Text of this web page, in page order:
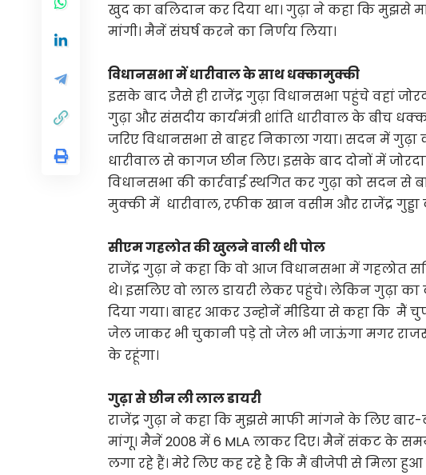
खुद का बलिदान कर दिया था। गुढ़ा ने कहा कि मुझसे
मांगी। मैनें संघर्ष करने का निर्णय लिया।
विधानसभा में धारीवाल के साथ धक्कामुक्की
इसके बाद जैसे ही राजेंद्र गुढ़ा विधानसभा पहुंचे वहां
गुढ़ा और संसदीय कार्यमंत्री शांति धारीवाल के बीच
जरिए विधानसभा से बाहर निकाला गया। सदन में गुढ़ा
धारीवाल से कागज छीन लिए। इसके बाद दोनों में
विधानसभा की कार्रवाई स्थगित कर गुढ़ा को सदन से
मुक्की में धारीवाल, रफीक खान वसीम और राजेंद्र गुड्डा
सीएम गहलोत की खुलने वाली थी पोल
राजेंद्र गुढ़ा ने कहा कि वो आज विधानसभा में
थे। इसलिए वो लाल डायरी लेकर पहुंचे। लेकिन गुढ़ा
दिया गया। बाहर आकर उन्होनें मीडिया से कहा कि
जेल जाकर भी चुकानी पड़े तो जेल भी जाऊंगा मगर
के रहूंगा।
गुढ़ा से छीन ली लाल डायरी
राजेंद्र गुढ़ा ने कहा कि मुझसे माफी मांगने के लिए
मांगू। मैनें 2008 में 6 MLA लाकर दिए। मैनें संकट के
लगा रहे हैं। मेरे लिए कह रहे है कि मैं बीजेपी से मिला